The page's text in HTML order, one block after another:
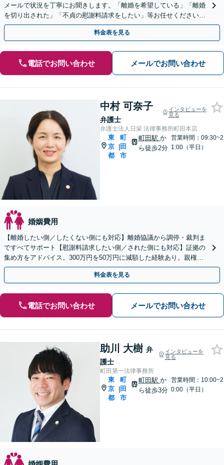
メールで状況を丁寧にお聞きします。「離婚を希望している」「離婚
を切り出された」「不貞の慰謝料請求をしたい」等お任せください。
【リーズナブルな料金設定】
料金表を見る
電話でお問い合わせ メールでお問い合わせ
中村 可奈子
弁護士
インタビューを
見る
弁護士法人日栄 法律事務所町田本店
東
京
都
|
町
田
市
町田駅 か
ら徒歩2分
営業時間：09:30~2
1:00（平日）
婚姻費用
【離婚したい側／したくない側にも対応】離婚協議から調停・裁判ま
ですべてサポート【慰謝料請求したい側／された側にも対応】証拠の
集め方をアドバイス。300万円を50万円に減額した経験あり。親権や
養育費・子の引き渡しにも精通している弁護士です。
料金表を見る
電話でお問い合わせ メールでお問い合わせ
助川 大樹 弁
護士
インタビューを
見る
町田第一法律事務所
東
京
都
|
町
田
市
町田駅 か
ら徒歩3分
営業時間：10:00~2
0:00（平日）